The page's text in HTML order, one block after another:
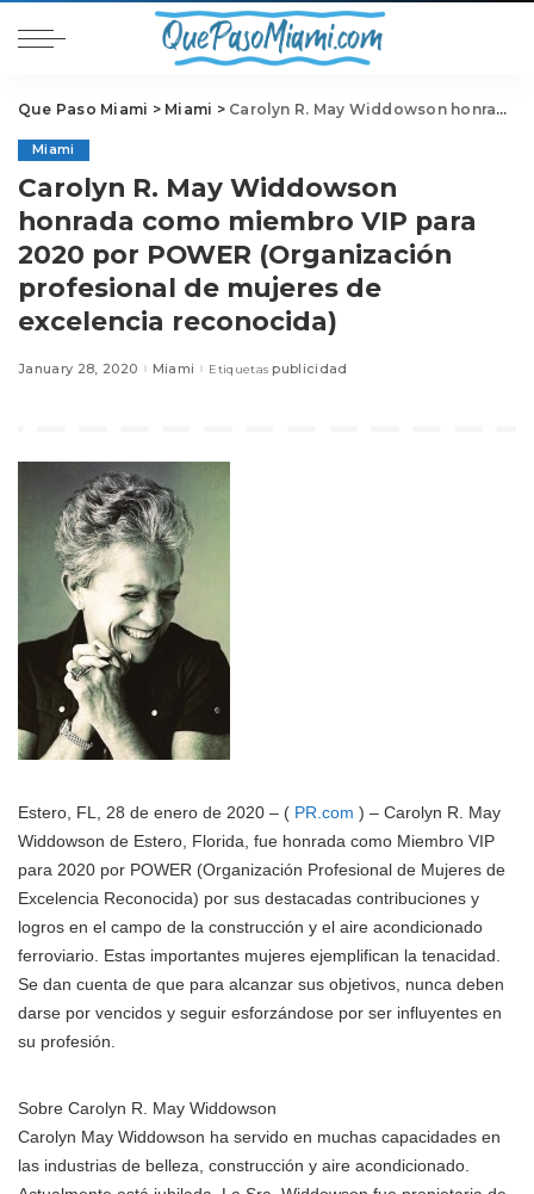
Que Paso Miami > Miami > Carolyn R. May Widdowson honrada como miembro VIP para 2020 por POWER (Organización profesional de mujeres de excelencia reconocida)
Miami
Carolyn R. May Widdowson
honrada como miembro VIP para
2020 por POWER (Organización
profesional de mujeres de
excelencia reconocida)
January 28, 2020 Miami Etiquetas publicidad
Estero, FL, 28 de enero de 2020 – ( PR.com ) – Carolyn R. May
Widdowson de Estero, Florida, fue honrada como Miembro VIP
para 2020 por POWER (Organización Profesional de Mujeres de
Excelencia Reconocida) por sus destacadas contribuciones y
logros en el campo de la construcción y el aire acondicionado
ferroviario. Estas importantes mujeres ejemplifican la tenacidad.
Se dan cuenta de que para alcanzar sus objetivos, nunca deben
darse por vencidos y seguir esforzándose por ser influyentes en
su profesión.
Sobre Carolyn R. May Widdowson
Carolyn May Widdowson ha servido en muchas capacidades en
las industrias de belleza, construcción y aire acondicionado.